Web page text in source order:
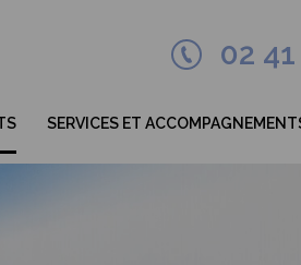
02
SERVICES ET